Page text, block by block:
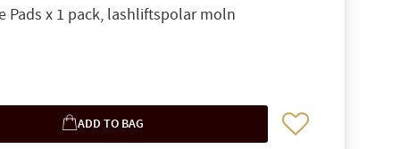
Pads x 1 pack, lashliftspolar moln​​​
Add to favorites